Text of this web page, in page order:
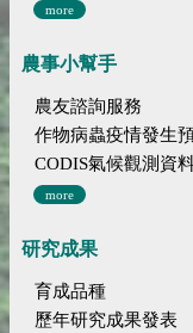
more
農事小幫手
農友諮詢服務
作物病蟲疫情發生
CODIS氣候觀測資
more
研究成果
育成品種
歷年研究成果發表